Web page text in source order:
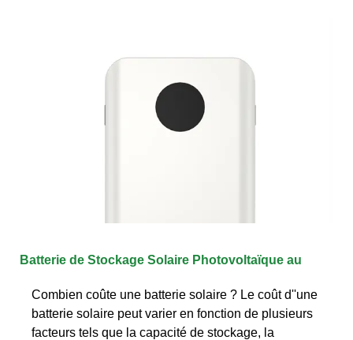
Batterie de Stockage Solaire Photovoltaïque au
Combien coûte une batterie solaire ? Le coût d''une
batterie solaire peut varier en fonction de plusieurs
facteurs tels que la capacité de stockage, la